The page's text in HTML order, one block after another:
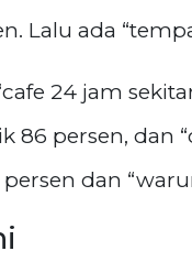
Lalu ada
24 jam
86 persen, dan
dan